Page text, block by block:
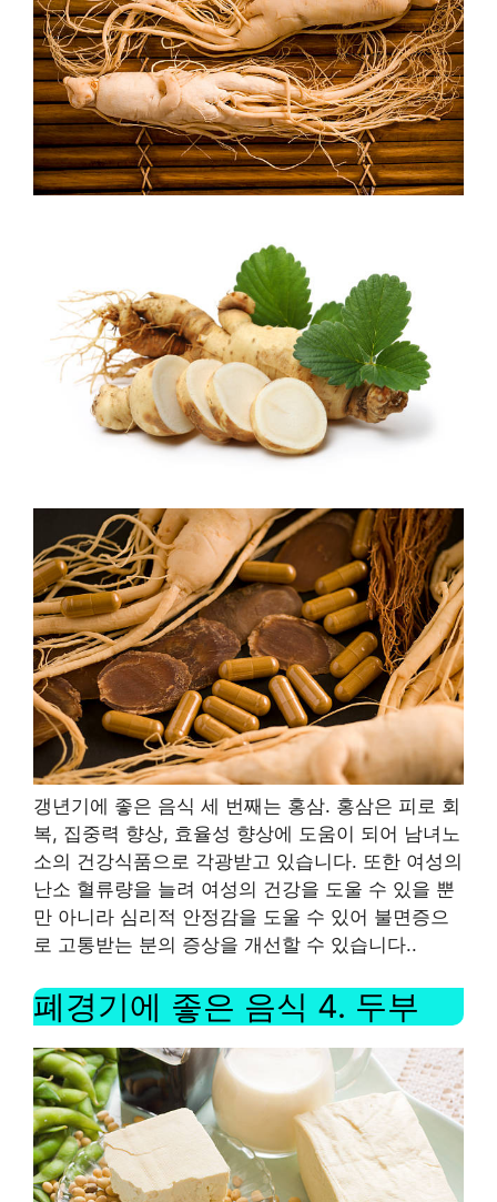
갱년기에 좋은 음식 세 번째는 홍삼. 홍삼은 피로 회
복, 집중력 향상, 효율성 향상에 도움이 되어 남녀노
소의 건강식품으로 각광받고 있습니다. 또한 여성의
난소 혈류량을 늘려 여성의 건강을 도울 수 있을 뿐
만 아니라 심리적 안정감을 도울 수 있어 불면증으
로 고통받는 분의 증상을 개선할 수 있습니다..
폐경기에 좋은 음식 4. 두부